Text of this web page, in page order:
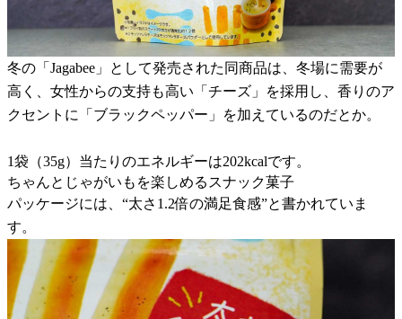
冬の「Jagabee」として発売された同商品は、冬場に需要が
高く、女性からの支持も高い「チーズ」を採用し、香りのア
クセントに「ブラックペッパー」を加えているのだとか。
1袋（35g）当たりのエネルギーは202kcalです。
ちゃんとじゃがいもを楽しめるスナック菓子
パッケージには、“太さ1.2倍の満足食感”と書かれていま
す。